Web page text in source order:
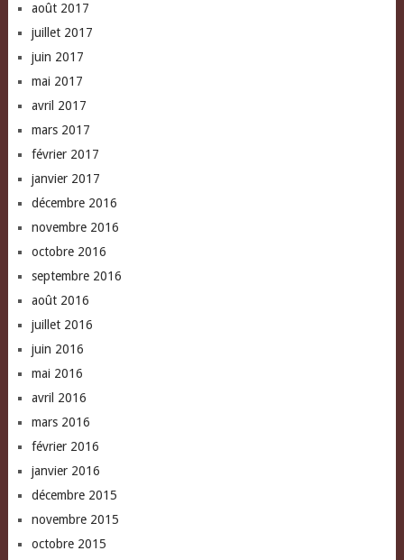
août 2017
juillet 2017
juin 2017
mai 2017
avril 2017
mars 2017
février 2017
janvier 2017
décembre 2016
novembre 2016
octobre 2016
septembre 2016
août 2016
juillet 2016
juin 2016
mai 2016
avril 2016
mars 2016
février 2016
janvier 2016
décembre 2015
novembre 2015
octobre 2015